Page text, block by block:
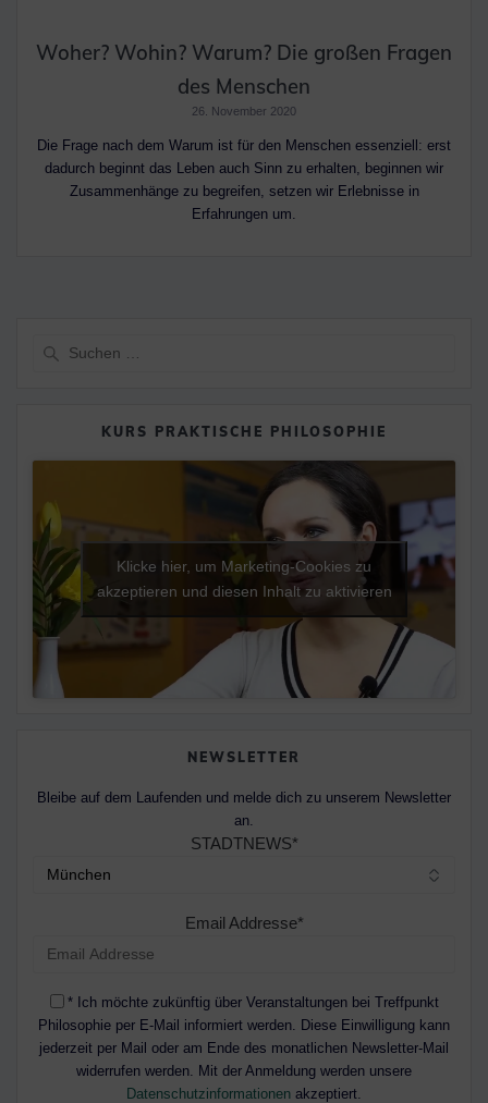
Woher? Wohin? Warum? Die großen Fragen
des Menschen
26. November 2020
Die Frage nach dem Warum ist für den Menschen essenziell: erst
dadurch beginnt das Leben auch Sinn zu erhalten, beginnen wir
Zusammenhänge zu begreifen, setzen wir Erlebnisse in
Erfahrungen um.
KURS PRAKTISCHE PHILOSOPHIE
Klicke hier, um Marketing-Cookies zu
akzeptieren und diesen Inhalt zu aktivieren
NEWSLETTER
Bleibe auf dem Laufenden und melde dich zu unserem Newsletter
an.
STADTNEWS*
Email Addresse*
* Ich möchte zukünftig über Veranstaltungen bei Treffpunkt
Philosophie per E-Mail informiert werden. Diese Einwilligung kann
jederzeit per Mail oder am Ende des monatlichen Newsletter-Mail
widerrufen werden. Mit der Anmeldung werden unsere
Datenschutzinformationen akzeptiert.